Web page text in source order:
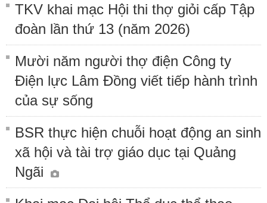
TKV khai mạc Hội thi thợ giỏi cấp Tập
đoàn lần thứ 13 (năm 2026)
Mười năm người thợ điện Công ty
Điện lực Lâm Đồng viết tiếp hành trình
của sự sống
BSR thực hiện chuỗi hoạt động an sinh
xã hội và tài trợ giáo dục tại Quảng
Ngãi